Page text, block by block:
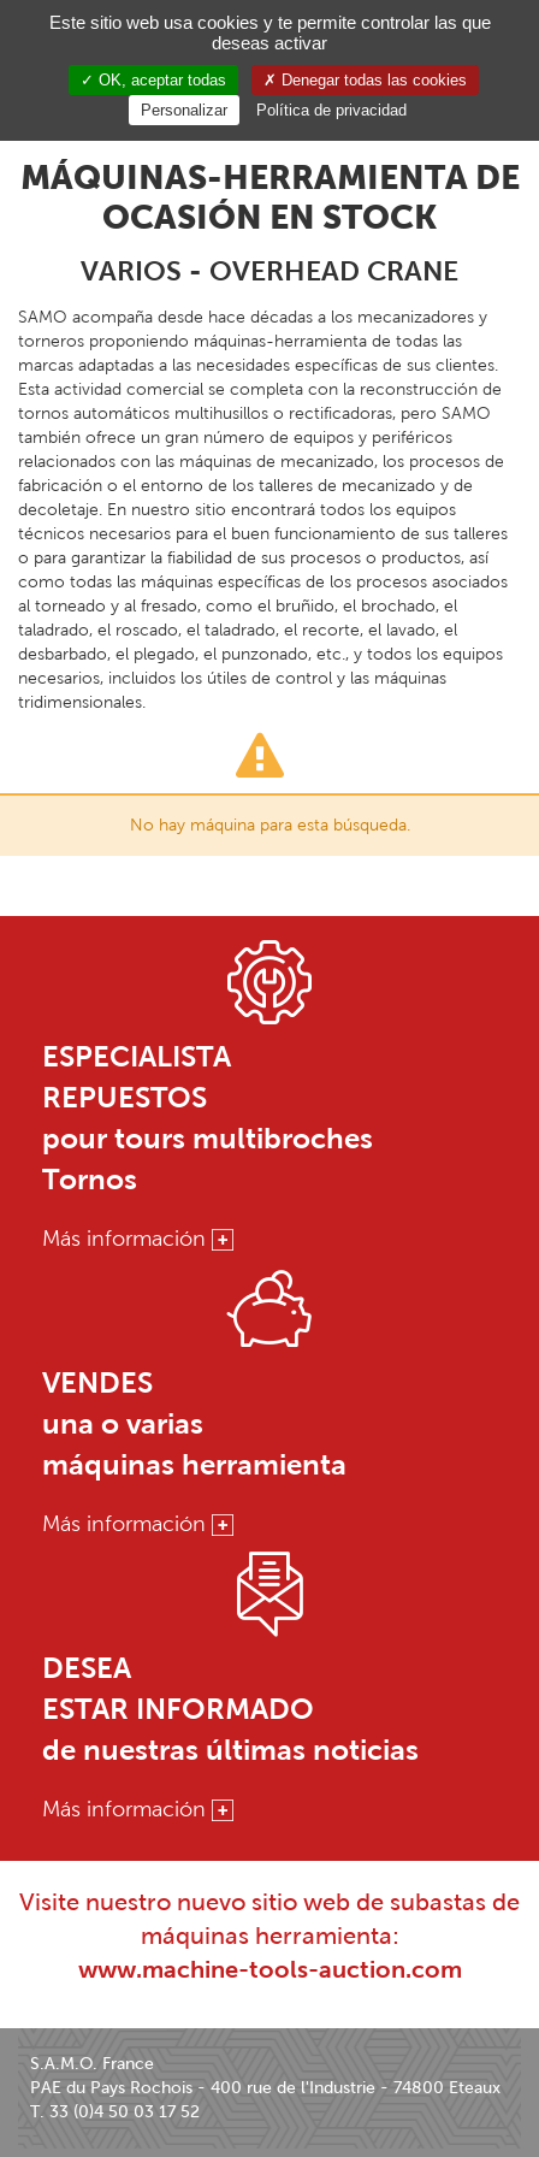
MÁQUINAS-HERRAMIENTA DE
OCASIÓN EN STOCK
VARIOS - OVERHEAD CRANE
SAMO acompaña desde hace décadas a los mecanizadores y
torneros proponiendo máquinas-herramienta de todas las
marcas adaptadas a las necesidades específicas de sus clientes.
Esta actividad comercial se completa con la reconstrucción de
tornos automáticos multihusillos o rectificadoras, pero SAMO
también ofrece un gran número de equipos y periféricos
relacionados con las máquinas de mecanizado, los procesos de
fabricación o el entorno de los talleres de mecanizado y de
decoletaje. En nuestro sitio encontrará todos los equipos
técnicos necesarios para el buen funcionamiento de sus talleres
o para garantizar la fiabilidad de sus procesos o productos, así
como todas las máquinas específicas de los procesos asociados
al torneado y al fresado, como el bruñido, el brochado, el
taladrado, el roscado, el taladrado, el recorte, el lavado, el
desbarbado, el plegado, el punzonado, etc., y todos los equipos
necesarios, incluidos los útiles de control y las máquinas
tridimensionales.
No hay máquina para esta búsqueda.
ESPECIALISTA
REPUESTOS
pour tours multibroches
Tornos
Más información
VENDES
una o varias
máquinas herramienta
Más información
DESEA
ESTAR INFORMADO
de nuestras últimas noticias
Más información
Visite nuestro nuevo sitio web de subastas de
máquinas herramienta:
www.machine-tools-auction.com
S.A.M.O. France
PAE du Pays Rochois - 400 rue de l'Industrie - 74800 Eteaux
T. 33 (0)4 50 03 17 52
Gestión de sus preferencias de cookies
Este sitio web usa cookies y te permite controlar las que
deseas activar
OK, aceptar todas
Denegar todas las cookies
Personalizar
Política de privacidad